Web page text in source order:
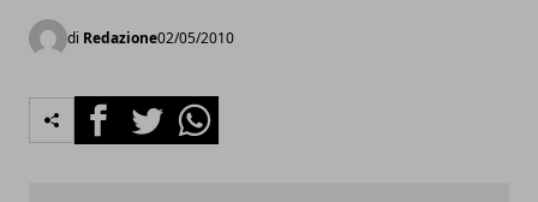
di Redazione02/05/2010
FacebookTwitterWhatsapp